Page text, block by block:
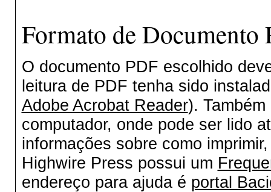
Formato de
O documento PDF escolhido
leitura de PDF tenha sido
Adobe Acrobat Reader).
computador, onde pode ser lido
informações sobre como
Highwire Press possui um
endereço para ajuda é portal